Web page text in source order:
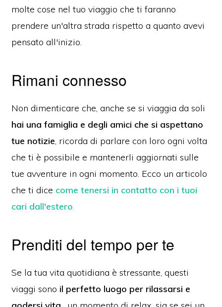
molte cose nel tuo viaggio che ti faranno
prendere un'altra strada rispetto a quanto avevi
pensato all'inizio.
Rimani connesso
Non dimenticare che, anche se si viaggia da soli
hai una famiglia e degli amici che si aspettano
tue notizie, ricorda di parlare con loro ogni volta
che ti è possibile e mantenerli aggiornati sulle
tue avventure in ogni momento. Ecco un articolo
che ti dice come tenersi in contatto con i tuoi
cari dall'estero.
Prenditi del tempo per te
Se la tua vita quotidiana è stressante, questi
viaggi sono il perfetto luogo per rilassarsi e